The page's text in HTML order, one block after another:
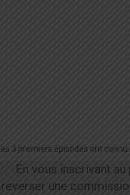
Les 3 premiers épisodes ont
En vous inscrivant
reverser une